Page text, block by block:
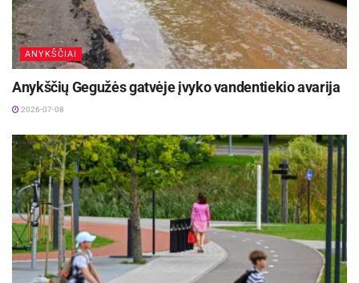
ANYKŠČIAI
Anykščių Gegužės gatvėje įvyko vandentiekio avarija
2026-07-08